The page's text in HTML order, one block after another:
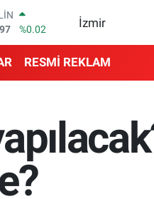
ALTIN
%2.12
%64
%0.01
%0.02
İzmir
RESMİ REKLAM